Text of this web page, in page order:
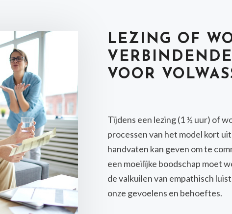
LEZING OF
VOOR
Tijdens een lezing (1 ½ uur) of
processen van het model kort
handvaten kan geven om te
een moeilijke boodschap moet
de valkuilen van empathisch
onze gevoelens en behoeftes.